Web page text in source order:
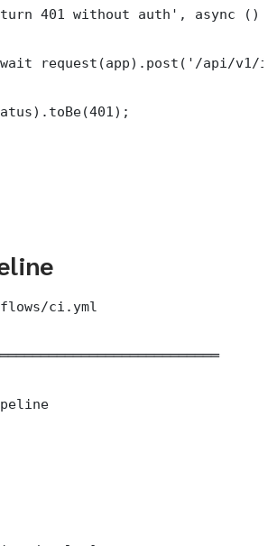
401 without auth', async ()
request(app).post('/api/v1/
ci.yml